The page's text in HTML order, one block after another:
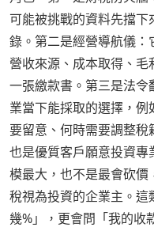
可能被挑戰的資料先擋
錄。第二是經營導航儀
營收來源、成本取得、
一張繳款書。第三是法
業當下能採取的選擇，
要留意、何時需要調整
也是優質客戶願意投資
模最大，也不是最會砍
稅視為投資的企業主。
幾%」，更會問「我的收